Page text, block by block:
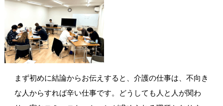
まず初めに結論からお伝えすると、介護の仕事は、不向き
な人からすれば辛い仕事です。どうしても人と人が関わ